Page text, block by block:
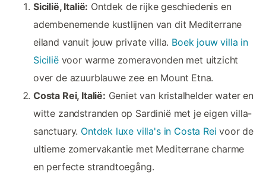
Sicilië, Italië: Ontdek de rijke geschiedenis en
adembenemende kustlijnen van dit Mediterrane
eiland vanuit jouw private villa. Boek jouw villa in
Siciliëvoor warme zomeravonden met uitzicht
over de azuurblauwe zee en Mount Etna.
Costa Rei, Italië: Geniet van kristalhelder water en
witte zandstranden op Sardinië met je eigen villa-
sanctuary. Ontdek luxe villa's in Costa Rei voor de
ultieme zomervakantie met Mediterrane charme
en perfecte strandtoegång.